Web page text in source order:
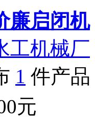
廉启闭机
工机械厂
1 件产品
元